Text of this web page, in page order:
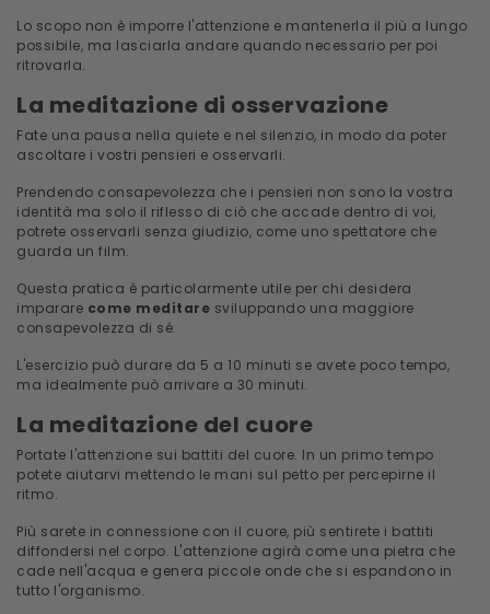
Lo scopo non è imporre l'attenzione e mantenerla il più a lungo
possibile, ma lasciarla andare quando necessario per poi
ritrovarla.
La meditazione di osservazione
Fate una pausa nella quiete e nel silenzio, in modo da poter
ascoltare i vostri pensieri e osservarli.
Prendendo consapevolezza che i pensieri non sono la vostra
identità ma solo il riflesso di ciò che accade dentro di voi,
potrete osservarli senza giudizio, come uno spettatore che
guarda un film.
Questa pratica è particolarmente utile per chi desidera
imparare come meditare sviluppando una maggiore
consapevolezza di sé.
L'esercizio può durare da 5 a 10 minuti se avete poco tempo,
ma idealmente può arrivare a 30 minuti.
La meditazione del cuore
Portate l'attenzione sui battiti del cuore. In un primo tempo
potete aiutarvi mettendo le mani sul petto per percepirne il
ritmo.
Più sarete in connessione con il cuore, più sentirete i battiti
diffondersi nel corpo. L'attenzione agirà come una pietra che
cade nell'acqua e genera piccole onde che si espandono in
tutto l'organismo.